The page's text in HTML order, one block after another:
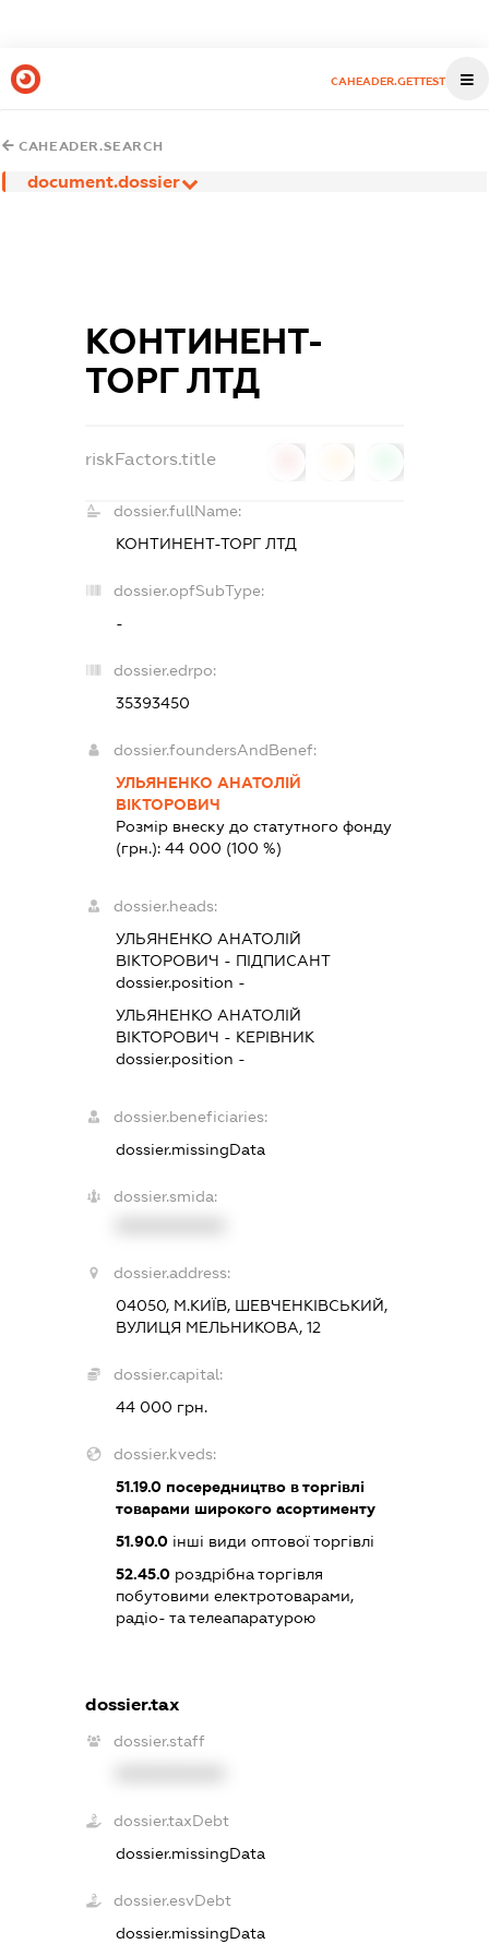
CAHEADER.GETTEST
CAHEADER.SEARCH
document.dossier
КОНТИНЕНТ-
ТОРГ ЛТД
riskFactors.title
dossier.fullName:
КОНТИНЕНТ-ТОРГ ЛТД
dossier.opfSubType:
-
dossier.edrpo:
35393450
dossier.foundersAndBenef:
УЛЬЯНЕНКО АНАТОЛІЙ
ВІКТОРОВИЧ
Розмір внеску до статутного фонду
(грн.): 44 000 (100 %)
dossier.heads:
УЛЬЯНЕНКО АНАТОЛІЙ
ВІКТОРОВИЧ - ПІДПИСАНТ
dossier.position -
УЛЬЯНЕНКО АНАТОЛІЙ
ВІКТОРОВИЧ - КЕРІВНИК
dossier.position -
dossier.beneficiaries:
dossier.missingData
dossier.smida:
dossier.address:
04050, М.КИЇВ, ШЕВЧЕНКІВСЬКИЙ,
ВУЛИЦЯ МЕЛЬНИКОВА, 12
dossier.capital:
44 000 грн.
dossier.kveds:
51.19.0посередництво в торгівлі
товарами широкого асортименту
51.90.0інші види оптової торгівлі
52.45.0роздрібна торгівля
побутовими електротоварами,
радіо- та телеапаратурою
dossier.tax
dossier.staff
dossier.taxDebt
dossier.missingData
dossier.esvDebt
dossier.missingData